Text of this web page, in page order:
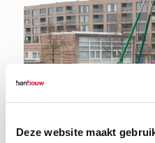
Deze website maakt